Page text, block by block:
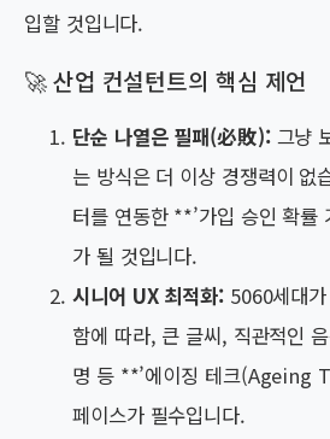
입할 것입니다.
🚀 산업 컨설턴트의 핵심 제언
단순 나열은 필패(必敗):그냥
는 방식은 더 이상 경쟁력이 없
터를 연동한 **’가입 승인 확률
가 될 것입니다.
시니어 UX 최적화:5060세대가
함에 따라, 큰 글씨, 직관적인
명 등 **’에이징 테크(Ageing
페이스가 필수입니다.